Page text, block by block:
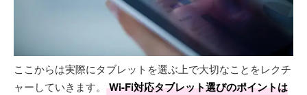
ここからは実際にタブレットを選ぶ上で大切なことをレクチ
ャーしていきます。
Wi-Fi対応タブレット選びのポイントは